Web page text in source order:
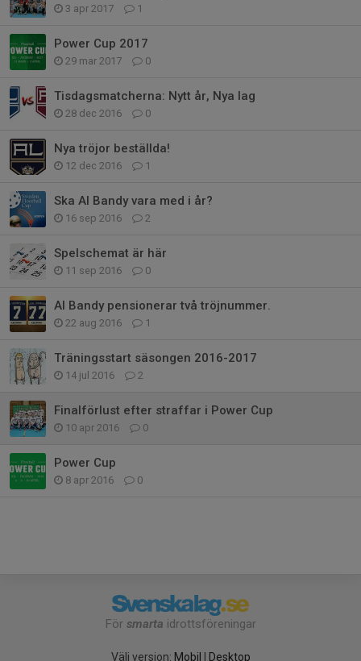
3 apr 2017 1
Power Cup 2017
29 mar 2017 0
Tisdagsmatcherna: Nytt år, Nya lag
28 dec 2016 0
Nya tröjor beställda!
12 dec 2016 1
Ska Al Bandy vara med i år?
16 sep 2016 2
Spelschemat är här
11 sep 2016 0
Al Bandy pensionerar två tröjnummer.
22 aug 2016 1
Träningsstart säsongen 2016-2017
14 jul 2016 2
Finalförlust efter straffar i Power Cup
10 apr 2016 0
Power Cup
8 apr 2016 0
För smarta idrottsföreningar
Välj version: Mobil Desktop